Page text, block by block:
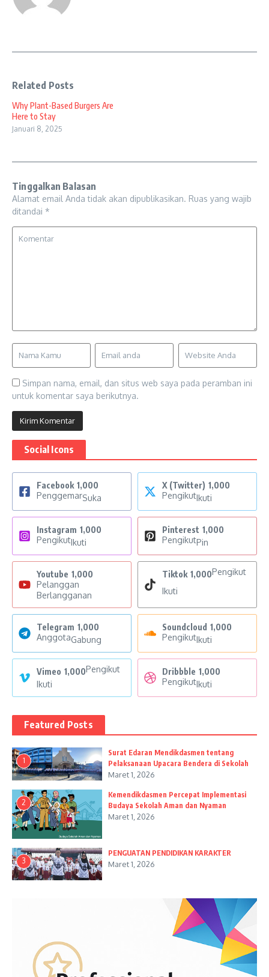
Related Posts
Why Plant-Based Burgers Are
Here to Stay
Januari 8, 2025
Tinggalkan Balasan
Alamat email Anda tidak akan dipublikasikan. Ruas yang wajib
ditandai *
Simpan nama, email, dan situs web saya pada peramban ini
untuk komentar saya berikutnya.
Social Icons
Facebook 1,000
PenggemarSuka
X (Twitter) 1,000
PengikutIkuti
Instagram 1,000
PengikutIkuti
Pinterest 1,000
PengikutPin
Youtube 1,000
Pelanggan
Berlangganan
Tiktok 1,000Pengikut
Ikuti
Telegram 1,000
AnggotaGabung
Soundcloud 1,000
PengikutIkuti
Vimeo 1,000Pengikut
Ikuti
Dribbble 1,000
PengikutIkuti
Featured Posts
1
Surat Edaran Mendikdasmen tentang
Pelaksanaan Upacara Bendera di Sekolah
Maret 1, 2026
2
Kemendikdasmen Percepat Implementasi
Budaya Sekolah Aman dan Nyaman
Maret 1, 2026
3
PENGUATAN PENDIDIKAN KARAKTER
Maret 1, 2026